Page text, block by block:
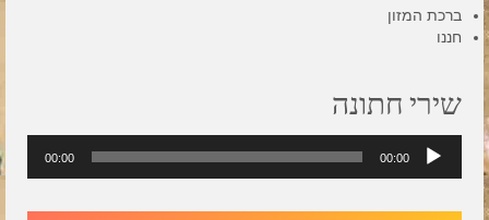
ברכת המזון
חננו
שירי חתונה
אודיו
00:00
00:00